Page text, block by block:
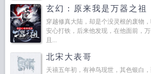
玄幻：原来我是万器之祖
穿越修真大陆，却是个没灵根的废物
安心打铁，后来他发现，在他面前，
且...
北宋大表哥
天禧五年初，有神鸟现世，其色银白